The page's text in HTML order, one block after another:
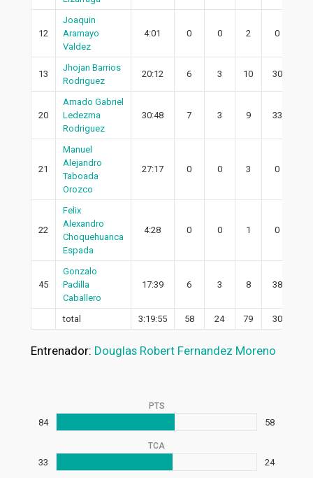
12
Joaquin
Aramayo
Valdez
4:01 0 0 2 0
13
Jhojan Barrios
Rodriguez
20:12 6 3 10 30
20
Amado Gabriel
Ledezma
Rodriguez
30:48 7 3 9 33
21
Manuel
Alejandro
Taboada
Orozco
27:17 0 0 3 0
22
Felix
Alexandro
Choquehuanca
Espada
4:28 0 0 1 0
45
Gonzalo
Padilla
Caballero
17:39 6 3 8 38
total 3:19:55 58 24 79 30
Entrenador: Douglas Robert Fernandez Moreno
PTS
84 58
TCA
33 24